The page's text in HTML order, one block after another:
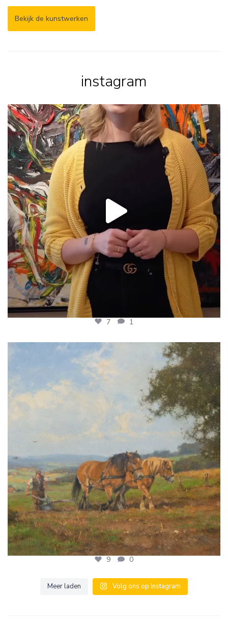
Bekijk de kunstwerken
instagram
𝗦𝗼𝗺𝗺𝗶𝗴𝗲 𝘀𝗰𝗵𝗶𝗹𝗱𝗲𝗿𝗶𝗷𝗲𝗻 ...
7 1
7 1
𝗪𝗮𝗮𝗿 𝗼𝗼𝗶𝘁 𝗝𝗮𝗻 𝗛𝗼𝗹𝘁𝗿𝘂𝗽
9 0
Meer laden Volg ons op Instagram